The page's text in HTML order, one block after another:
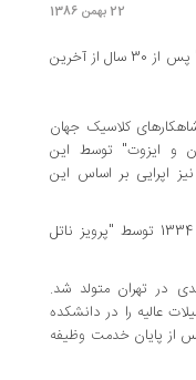
22 بهمن 1386
" پس از 30 سال از آخرین
کلاسیک جهان
و ایزوت" توسط این
اپرایی بر اساس این
"تریستان و ایزوت" 52 سال پیش و در سال 1334 توسط "پرویز ناتل
1292 خورشیدی در تهران متولد شد.
عالیه را در دانشکده
پس از پایان خدمت وظیفه